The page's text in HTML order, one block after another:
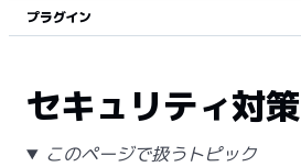
プラグイン
セキュリティ対策
このページで扱うトピック